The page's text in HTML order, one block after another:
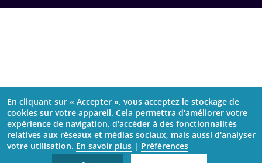
En cliquant sur « Accepter », vous acceptez le stockage de
cookies sur votre appareil. Cela permettra d'améliorer votre
expérience de navigation, d'accéder à des fonctionnalités
relatives aux réseaux et médias sociaux, mais aussi d'analyser
votre utilisation. En savoir plus| Préférences